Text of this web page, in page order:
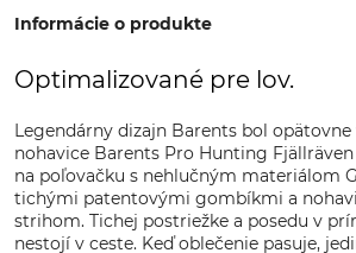
Informácie o produkte
Optimalizované pre lov.
Legendárny dizajn Barents bol opätovne
nohavice Barents Pro Hunting
na poľovačku s nehlučným materiálom
tichými patentovými gombíkmi a
strihom. Tichej postriežke a posedu v
nestojí v ceste. Keď oblečenie pasuje,